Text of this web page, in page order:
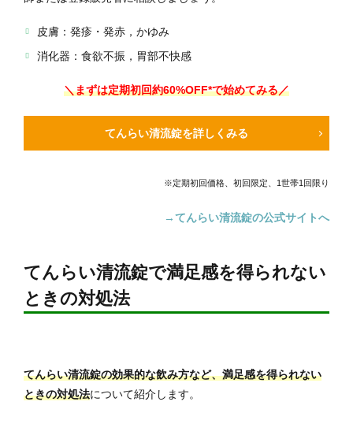
皮膚：発疹・発赤，かゆみ
消化器：食欲不振，胃部不快感
＼まずは定期初回約60%OFF*で始めてみる／
てんらい清流錠を詳しくみる
※定期初回価格、初回限定、1世帯1回限り
→てんらい清流錠の公式サイトへ
てんらい清流錠で満足感を得られない
ときの対処法
てんらい清流錠の効果的な飲み方など、満足感を得られない
ときの対処法について紹介します。